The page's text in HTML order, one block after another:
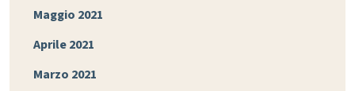
Maggio 2021
Aprile 2021
Marzo 2021